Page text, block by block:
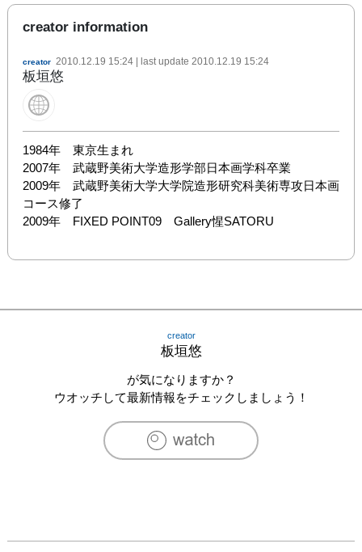
creator information
creator 2010.12.19 15:24 | last update 2010.12.19 15:24
板垣悠
1984年　東京生まれ
2007年　武蔵野美術大学造形学部日本画学科卒業
2009年　武蔵野美術大学大学院造形研究科美術専攻日本画
コース修了
2009年　FIXED POINT09　Gallery惺SATORU
creator
板垣悠
が気になりますか？
ウオッチして最新情報をチェックしましょう！